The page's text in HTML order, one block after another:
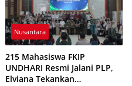
Nusantara
215 Mahasiswa FKIP
UNDHARI Resmi Jalani PLP,
Elviana Tekankan